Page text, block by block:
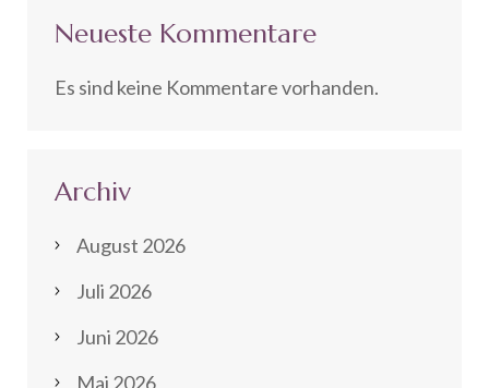
Neueste Kommentare
Es sind keine Kommentare vorhanden.
Archiv
August 2026
Juli 2026
Juni 2026
Mai 2026